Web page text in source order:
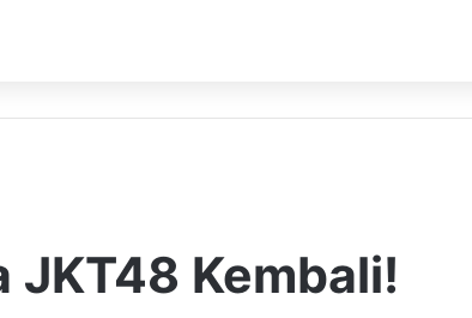
JKT48 Kembali!